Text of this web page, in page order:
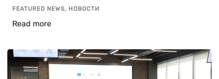
FEATURED NEWS, НОВОСТИ
Read more